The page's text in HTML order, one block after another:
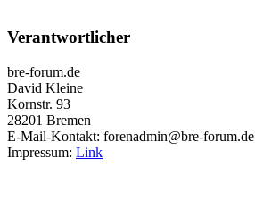
Verantwortlicher
bre-forum.de
David Kleine
Kornstr. 93
28201 Bremen
E-Mail-Kontakt: forenadmin@bre-forum.de
Impressum: Link